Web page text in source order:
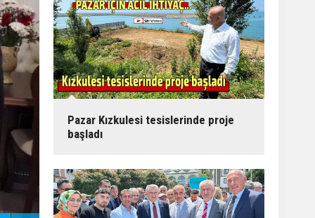
Pazar Kızkulesi tesislerinde proje
başladı